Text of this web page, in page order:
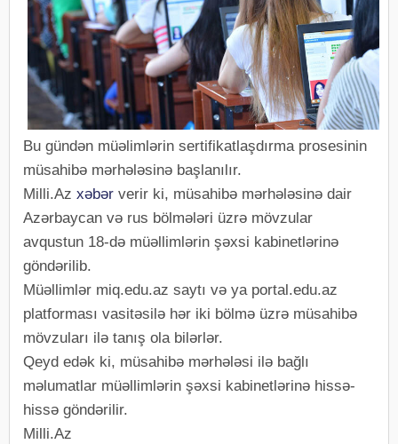
Bu gündən müəlimlərin sertifikatlaşdırma prosesinin
müsahibə mərhələsinə başlanılır.
Milli.Az xəbər verir ki, müsahibə mərhələsinə dair
Azərbaycan və rus bölmələri üzrə mövzular
avqustun 18-də müəllimlərin şəxsi kabinetlərinə
göndərilib.
Müəllimlər miq.edu.az saytı və ya portal.edu.az
platforması vasitəsilə hər iki bölmə üzrə müsahibə
mövzuları ilə tanış ola bilərlər.
Qeyd edək ki, müsahibə mərhələsi ilə bağlı
məlumatlar müəllimlərin şəxsi kabinetlərinə hissə-
hissə göndərilir.
Milli.Az